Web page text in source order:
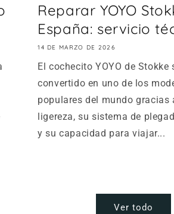
Reparar YOYO
España: servicio
14 DE MARZO DE 2026
El cochecito YOYO de Stokke
convertido en uno de los
populares del mundo gracias
ligereza, su sistema de
y su capacidad para viajar...
Ver todo